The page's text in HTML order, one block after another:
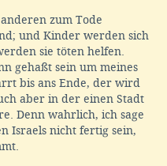
zum Tode
und Kinder werden sich
sie töten helfen.
gehaßt sein um meines
bis ans Ende, der wird
aber in der einen Stadt
Denn wahrlich, ich sage
Israels nicht fertig sein,